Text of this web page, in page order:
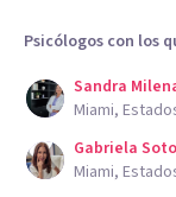
Psicólogos con los
Sandra
Miami,
Gabriela
Miami,